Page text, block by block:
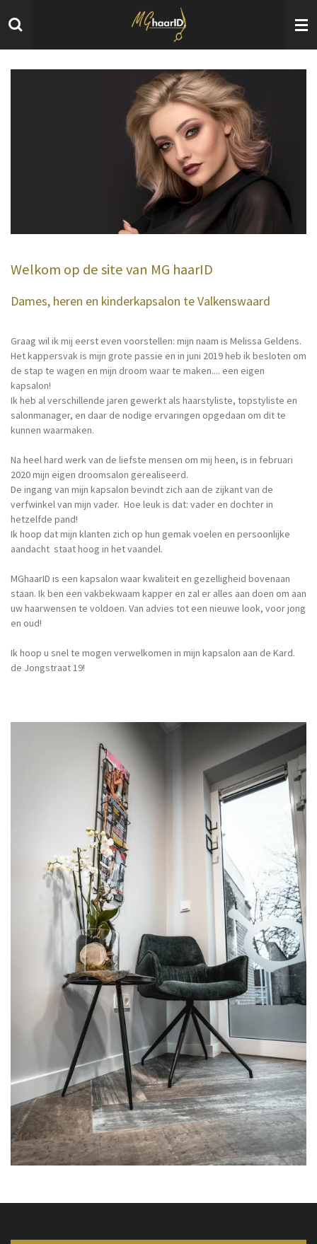
direct
hoofdinhoud
Welkom op de site van MG haarID
Dames, heren en kinderkapsalon te Valkenswaard
Graag wil ik mij eerst even voorstellen: mijn naam is Melissa Geldens.
Het kappersvak is mijn grote passie en in juni 2019 heb ik besloten om
de stap te wagen en mijn droom waar te maken.... een eigen
kapsalon!
Ik heb al verschillende jaren gewerkt als haarstyliste, topstyliste en
salonmanager, en daar de nodige ervaringen opgedaan om dit te
kunnen waarmaken.
Na heel hard werk van de liefste mensen om mij heen, is in februari
2020 mijn eigen droomsalon gerealiseerd.
De ingang van mijn kapsalon bevindt zich aan de zijkant van de
verfwinkel van mijn vader. Hoe leuk is dat: vader en dochter in
hetzelfde pand!
Ik hoop dat mijn klanten zich op hun gemak voelen en persoonlijke
aandacht staat hoog in het vaandel.
MGhaarID is een kapsalon waar kwaliteit en gezelligheid bovenaan
staan. Ik ben een vakbekwaam kapper en zal er alles aan doen om aan
uw haarwensen te voldoen. Van advies tot een nieuwe look, voor jong
en oud!
Ik hoop u snel te mogen verwelkomen in mijn kapsalon aan de Kard.
de Jongstraat 19!